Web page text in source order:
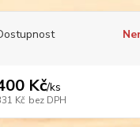
Kč/ks
Kč bez DPH